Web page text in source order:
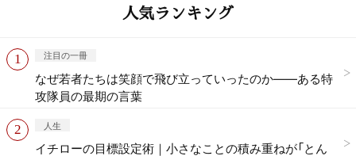
人気ランキング
注目の一冊
なぜ若者たちは笑顔で飛び立っていったのか——ある特
攻隊員の最期の言葉
人生
イチローの目標設定術｜小さなことの積み重ねが「とん